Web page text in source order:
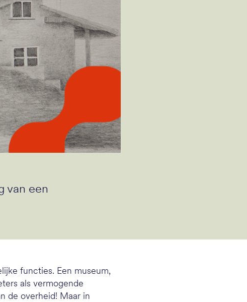
van een
functies. Een museum,
als vermogende
de overheid! Maar in